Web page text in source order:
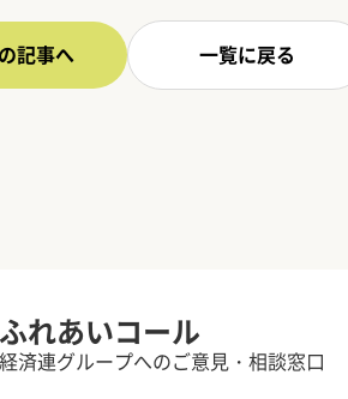
記事へ 一覧に戻る
ふれあいコール
経済連グループへのご意見・相談窓口